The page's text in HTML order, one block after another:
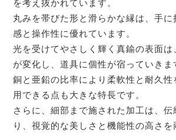
を考え抜かれています。
丸みを帯びた形と滑らかな縁は、手に
感と操作性に優れています。
光を受けてやさしく輝く真鍮の表面は
が変化し、道具に個性が宿っていきま
銅と亜鉛の比率により柔軟性と耐久性
用できる点も大きな特長です。
さらに、細部まで施された加工は、伝
り、視覚的な美しさと機能性の高さを